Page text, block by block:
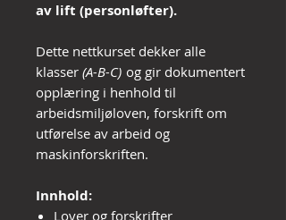
av lift (personløfter).
Dette nettkurset dekker alle
klasser (A-B-C) og gir dokumentert
opplæring i henhold til
arbeidsmiljøloven, forskrift om
utførelse av arbeid og
maskinforskriften.
Innhold:
Lover og forskrifter